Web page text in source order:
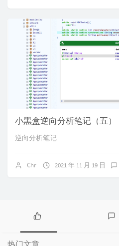
小黑盒逆向分析笔记（五）
逆向分析笔记
Chr 2021 年 11 月 19 日
热
门
热门文章